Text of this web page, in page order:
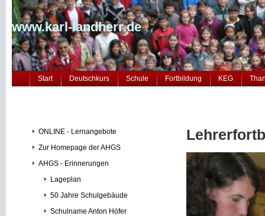
www.karl-landherr.de
Start Deutschkurs Schule Fortbildung KEG
ONLINE - Lernangebote
Zur Homepage der AHGS
AHGS - Erinnerungen
Lageplan
50 Jahre Schulgebäude
Schulname Anton Höfer